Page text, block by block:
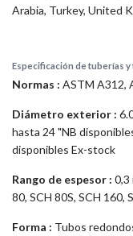
Arabia, Turkey, United
Especificación de tuberías
Normas : ASTM A312,
Diámetro exterior :
hasta 24 "NB
disponibles Ex-stock
Rango de espesor : 0,3
80, SCH 80S, SCH 160,
Forma : Tubos